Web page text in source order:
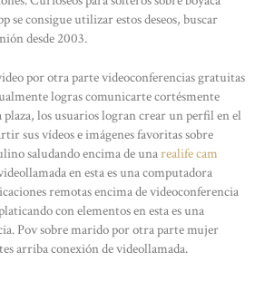
se consigue utilizar estos deseos, buscar
desde 2003.
por otra parte videoconferencias gratuitas
logras comunicarte cortésmente
plaza, los usuarios logran crear un perfil en el
sus vídeos e imágenes favoritas sobre
saludando encima de unarealife cam
en esta es una computadora
remotas encima de videoconferencia
con elementos en esta es una
Pov sobre marido por otra parte mujer
arriba conexión de videollamada.